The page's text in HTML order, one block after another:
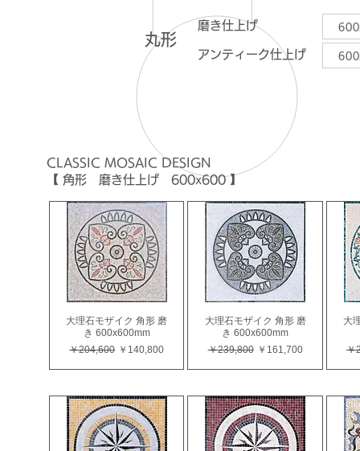
丸形
磨き仕上げ
アンティーク仕上げ
CLASSIC MOSAIC DESIGN
【 角形 磨き仕上げ 600x600 】
大理石モザイク 角形 磨
き 600x600mm
通常価格
￥204,600 セール価格
￥140,800
大理石モザイク 角形 磨
き 600x600mm
通常価格
￥239,800 セール価格
￥161,700
大
通
￥